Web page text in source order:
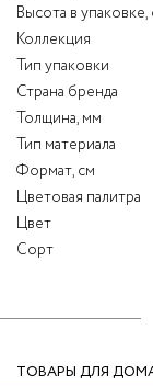
Высота в упаковке,
Коллекция
Тип упаковки
Страна бренда
Толщина, мм
Тип материала
Формат, см
Цветовая палитра
Цвет
Сорт
ТОВАРЫ ДЛЯ